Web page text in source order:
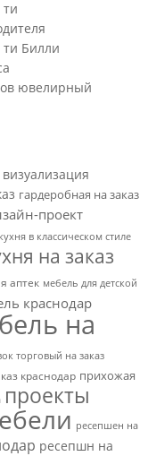
Билли
ювелирный
визуализация
гардеробная на заказ
проект
кухня в классическом стиле
на заказ
аптек мебель для детской
краснодар
на
торговый на заказ
краснодар прихожая
проекты
ресепшен на
ресепшн на